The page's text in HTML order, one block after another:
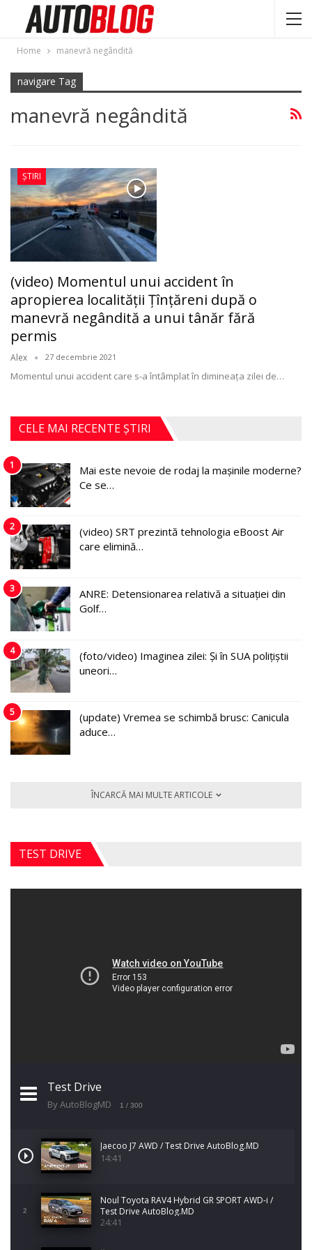
Home manevră negândită
navigare Tag
manevră negândită
ȘTIRI
(video) Momentul unui accident în
apropierea localității Țînțăreni după o
manevră negândită a unui tânăr fără
permis
Alex 27 decembrie 2021
Momentul unui accident care s-a întâmplat în dimineaţa zilei de…
CELE MAI RECENTE ȘTIRI
1
Mai este nevoie de rodaj la mașinile moderne?
Ce se…
2
(video) SRT prezintă tehnologia eBoost Air
care elimină…
3
ANRE: Detensionarea relativă a situației din
Golf…
4
(foto/video) Imaginea zilei: Și în SUA polițiștii
uneori…
5
(update) Vremea se schimbă brusc: Canicula
aduce…
ÎNCARCĂ MAI MULTE ARTICOLE
TEST DRIVE
Test Drive
By AutoBlogMD 1 / 300
Jaecoo J7 AWD / Test Drive AutoBlog.MD
14:41
2
Noul Toyota RAV4 Hybrid GR SPORT AWD-i /
Test Drive AutoBlog.MD
24:41